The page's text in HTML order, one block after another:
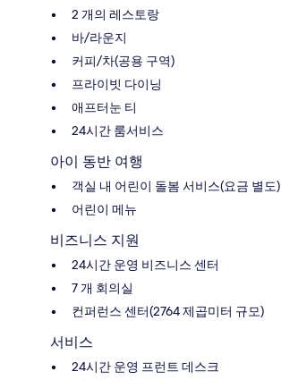
2 개의 레스토랑
바/라운지
커피/차(공용 구역)
프라이빗 다이닝
애프터눈 티
24시간 룸서비스
아이 동반 여행
객실 내 어린이 돌봄 서비스(요금 별도)
어린이 메뉴
비즈니스 지원
24시간 운영 비즈니스 센터
7 개 회의실
컨퍼런스 센터(2764 제곱미터 규모)
서비스
24시간 운영 프런트 데스크